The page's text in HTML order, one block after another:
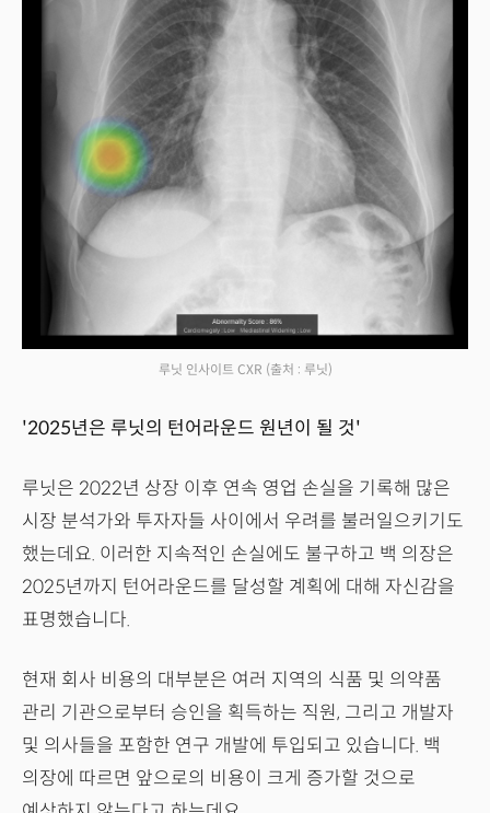
루닛 인사이트 CXR (출처 : 루닛)
'2025년은 루닛의 턴어라운드 원년이 될 것'
루닛은 2022년 상장 이후 연속 영업 손실을 기록해 많은
시장 분석가와 투자자들 사이에서 우려를 불러일으키기도
했는데요. 이러한 지속적인 손실에도 불구하고 백 의장은
2025년까지 턴어라운드를 달성할 계획에 대해 자신감을
표명했습니다.
현재 회사 비용의 대부분은 여러 지역의 식품 및 의약품
관리 기관으로부터 승인을 획득하는 직원, 그리고 개발자
및 의사들을 포함한 연구 개발에 투입되고 있습니다. 백
의장에 따르면 앞으로의 비용이 크게 증가할 것으로